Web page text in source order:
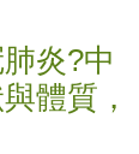
炎?中
體質，